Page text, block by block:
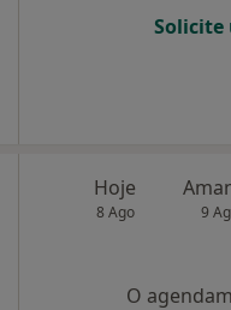
Hoje
8 Ago 9
O